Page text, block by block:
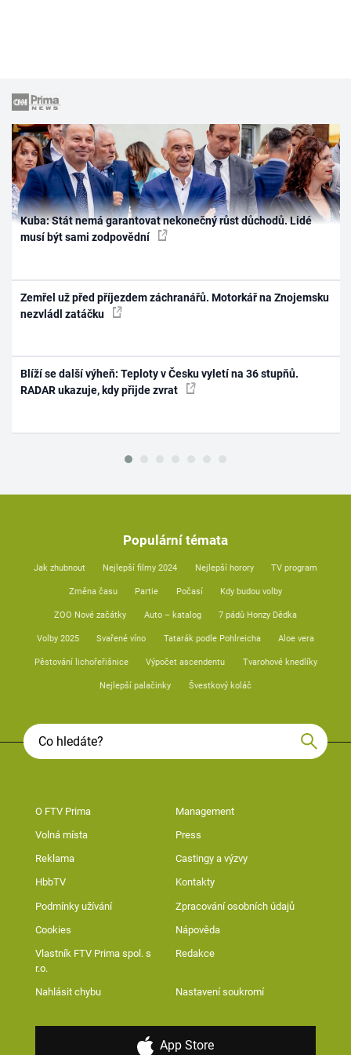
Kuba: Stát nemá garantovat nekonečný růst důchodů. Lidé
musí být sami zodpovědní
Zemřel už před příjezdem záchranářů. Motorkář na Znojemsku
nezvládl zatáčku
Blíží se další výheň: Teploty v Česku vyletí na 36 stupňů.
RADAR ukazuje, kdy přijde zvrat
Populární témata
Jak zhubnout Nejlepší filmy 2024 Nejlepší horory TV program
Změna času Partie Počasí Kdy budou volby
ZOO Nové začátky Auto – katalog 7 pádů Honzy Dědka
Volby 2025 Svařené víno Tatarák podle Pohlreicha Aloe vera
Pěstování lichořeřišnice Výpočet ascendentu Tvarohové knedlíky
Nejlepší palačinky Švestkový koláč
O FTV Prima Management
Volná místa Press
Reklama Castingy a výzvy
HbbTV Kontakty
Podmínky užívání Zpracování osobních údajů
Cookies Nápověda
Vlastník FTV Prima spol. s
r.o.
Redakce
Nahlásit chybu Nastavení soukromí
App Store